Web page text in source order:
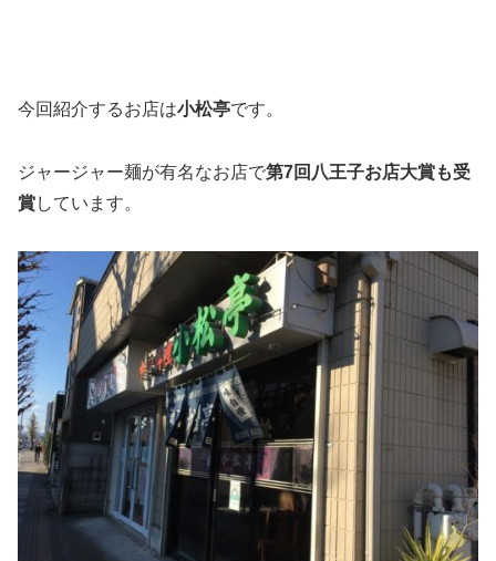
今回紹介するお店は小松亭です。
ジャージャー麺が有名なお店で第7回八王子お店大賞も受
賞しています。